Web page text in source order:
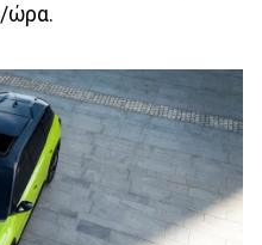
ώρα.